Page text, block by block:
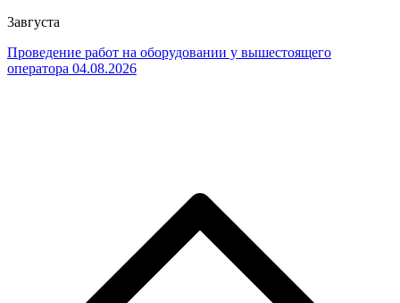
3августа
Проведение работ на оборудовании у вышестоящего
оператора 04.08.2026